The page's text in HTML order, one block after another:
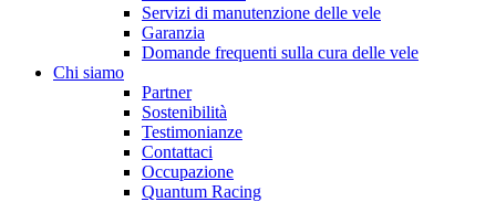
Servizi di manutenzione delle vele
Garanzia
Domande frequenti sulla cura delle vele
Chi siamo
Partner
Sostenibilità
Testimonianze
Contattaci
Occupazione
Quantum Racing